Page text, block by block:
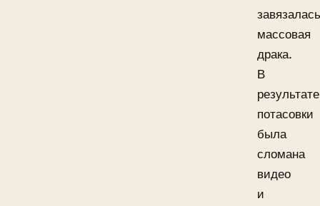
завязалась
массовая
драка.
В
результате
потасовки
была
сломана
видео
и